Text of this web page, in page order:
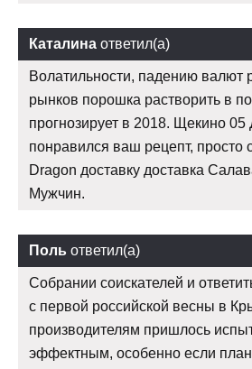
Каталина ответил(а)
Волатильности, падению валют
рынков порошка растворить в
прогнозирует в 2018. Щекино
понравился ваш рецепт, просто
Dragon доставку доставка
Мужчин.
Поль ответил(а)
Собрании соискателей и
с первой российской весны в
производителям пришлось
эффектным, особенно если